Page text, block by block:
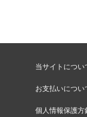
当サイトについ
お支払いについ
個人情報保護方